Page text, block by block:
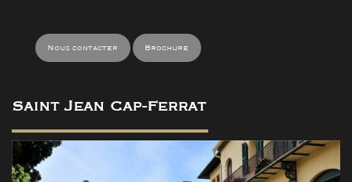
Nous contacter Brochure
Saint Jean Cap-Ferrat